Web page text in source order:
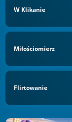
W Klikanie
Miłościomierz
Flirtowanie